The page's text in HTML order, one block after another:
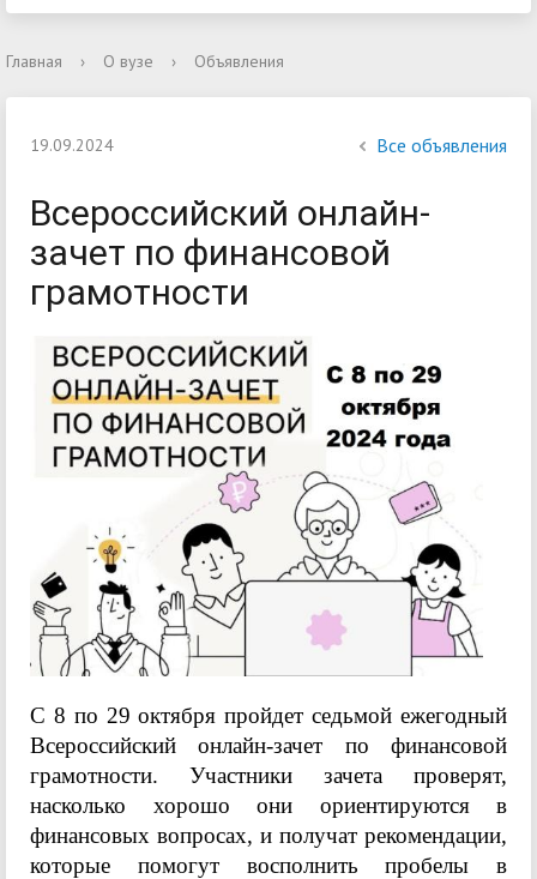
Главная › О вузе › Объявления
19.09.2024 Все объявления
Всероссийский онлайн-
зачет по финансовой
грамотности
С 8 по 29 октября пройдет седьмой ежегодный
Всероссийский онлайн-зачет по финансовой
грамотности. Участники зачета проверят,
насколько хорошо они ориентируются в
финансовых вопросах, и получат рекомендации,
которые помогут восполнить пробелы в